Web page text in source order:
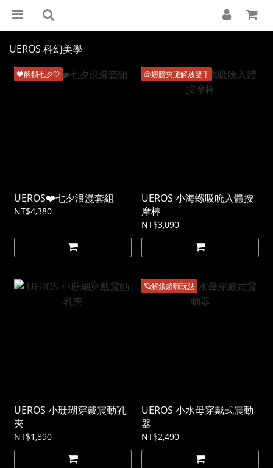
UEROS 科幻美學
🖤解鎖七夕🤍
UEROS❤️七夕浪漫套組
NT$4,380
🐚翅膀夾腿解放雙手
UEROS 小海螺吸吮入體按
摩棒
NT$3,090
UEROS 小珊瑚穿戴震動乳
夾
NT$1,890
🪐解鎖超嗨玩法
UEROS 小水母穿戴式震動
器
NT$2,490